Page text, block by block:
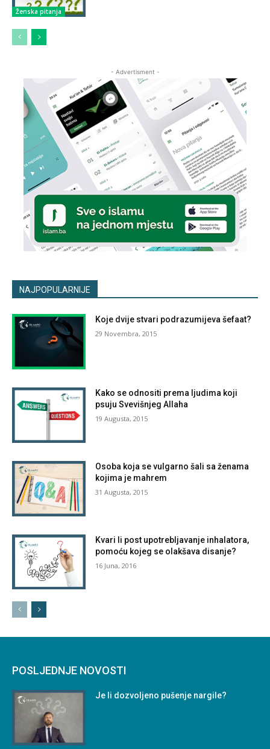
Ženska pitanja
- Advertisment -
NAJPOPULARNIJE
Koje dvije stvari podrazumijeva šefaat?
29 Novembra, 2015
Kako se odnositi prema ljudima koji
psuju Svevišnjeg Allaha
19 Augusta, 2015
Osoba koja se vulgarno šali sa ženama
kojima je mahrem
31 Augusta, 2015
Kvari li post upotrebljavanje inhalatora,
pomoću kojeg se olakšava disanje?
16 Juna, 2016
POSLJEDNJE NOVOSTI
Je li dozvoljeno pušenje nargile?